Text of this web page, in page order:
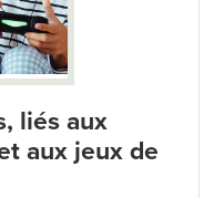
liés aux
aux jeux de